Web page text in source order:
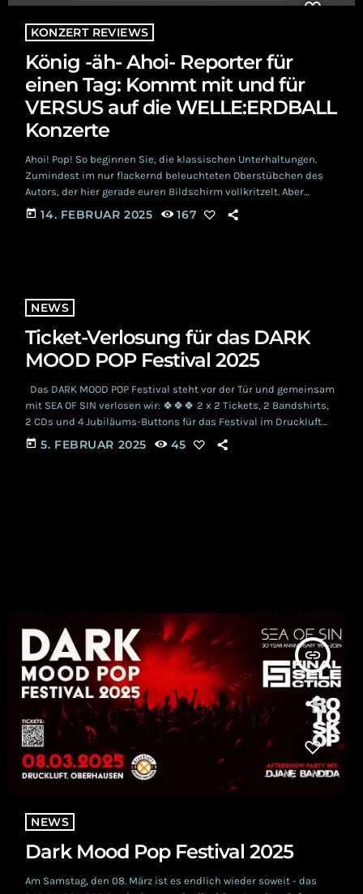
KONZERT REVIEWS
König -äh- Ahoi- Reporter für
einen Tag: Kommt mit und für
VERSUS auf die WELLE:ERDBALL
Konzerte
Ahoi! Pop! So beginnen Sie, die klassischen Unterhaltungen.
Zumindest im nur flackernd beleuchteten Oberstübchen des
Autors, der hier gerade euren Bildschirm vollkritzelt. Aber
natürlich eignen sich auch die absonderlichsten Wortspiele
und Geschichten, um überhaupt erst einmal eure
today 14. FEBRUAR 2025 167
NEWS
Ticket-Verlosung für das DARK
MOOD POP Festival 2025
Das DARK MOOD POP Festival steht vor der Tür und gemeinsam
mit SEA OF SIN verlosen wir: 🍀🍀🍀 2 x 2 Tickets, 2 Bandshirts,
2 CDs und 4 Jubiläums-Buttons für das Festival im Druckluft
Oberhausen. Hast du Lust auf einen atmosphärischen Abend
mit ROTOSKOP, FINAL SELECTION und SEA OF SIN? Dann nimm
today 5. FEBRUAR 2025 45
insert_link
NEWS
Dark Mood Pop Festival 2025
Am Samstag, den 08. März ist es endlich wieder soweit - das